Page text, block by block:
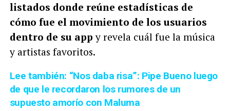
listados donde reúne estadísticas de
cómo fue el movimiento de los usuarios
dentro de su app y revela cuál fue la música
y artistas favoritos.
Lee también: “Nos daba risa”: Pipe Bueno luego
de que le recordaron los rumores de un
supuesto amorío con Maluma